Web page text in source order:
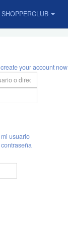
SHOPPERCLUB
create your account now
usuario